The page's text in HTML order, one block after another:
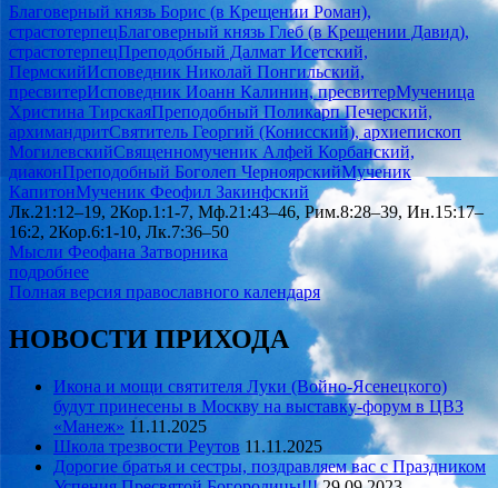
Благоверный князь Борис (в Крещении Роман),
страстотерпецБлаговерный князь Глеб (в Крещении Давид),
страстотерпецПреподобный Далмат Исетский,
ПермскийИсповедник Николай Понгильский,
пресвитерИсповедник Иоанн Калинин, пресвитерМученица
Христина ТирскаяПреподобный Поликарп Печерский,
архимандритСвятитель Георгий (Конисский), архиепископ
МогилевскийСвященномученик Алфей Корбанский,
диаконПреподобный Боголеп ЧерноярскийМученик
КапитонМученик Феофил Закинфский
Лк.21:12–19, 2Кор.1:1-7, Мф.21:43–46, Рим.8:28–39, Ин.15:17–
16:2, 2Кор.6:1-10, Лк.7:36–50
Мысли Феофана Затворника
подробнее
Полная версия православного календаря
НОВОСТИ ПРИХОДА
Икона и мощи святителя Луки (Войно-Ясенецкого)
будут принесены в Москву на выставку-форум в ЦВЗ
«Манеж» 11.11.2025
Школа трезвости Реутов 11.11.2025
Дорогие братья и сестры, поздравляем вас с Праздником